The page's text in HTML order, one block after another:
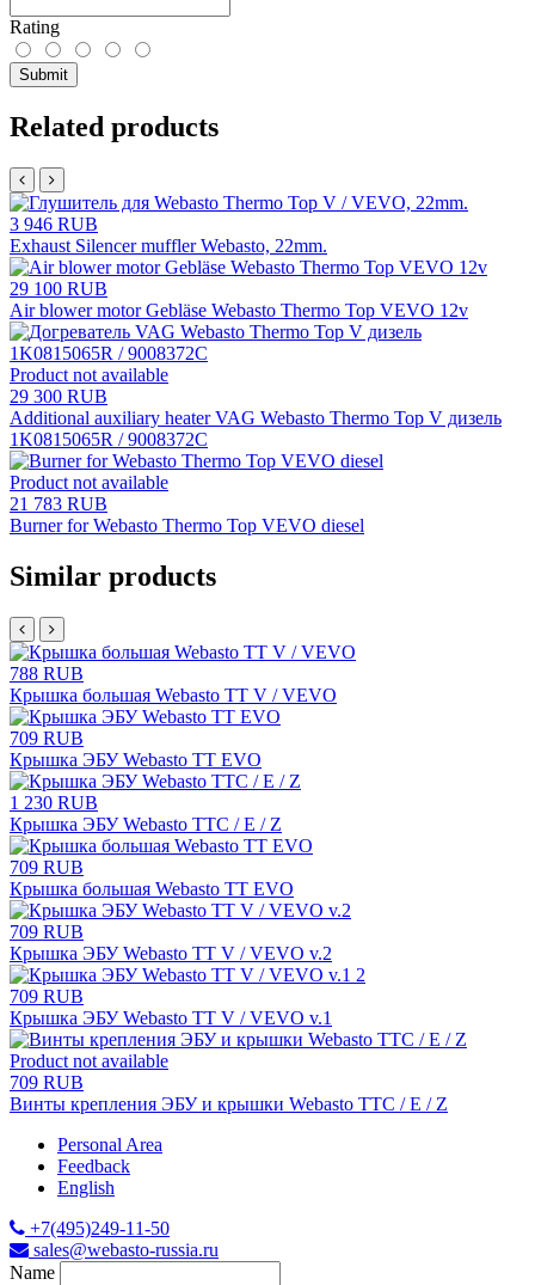
Rating
Submit
Related products
3 946 RUB
Exhaust Silencer muffler Webasto, 22mm.
29 100 RUB
Air blower motor Gebläse Webasto Thermo Top VEVO 12v
Product not available
29 300 RUB
Additional auxiliary heater VAG Webasto Thermo Top V дизель
1K0815065R / 9008372C
Product not available
21 783 RUB
Burner for Webasto Thermo Top VEVO diesel
Similar products
788 RUB
Крышка большая Webasto TT V / VEVO
709 RUB
Крышка ЭБУ Webasto TT EVO
1 230 RUB
Крышка ЭБУ Webasto TTC / E / Z
709 RUB
Крышка большая Webasto TT EVO
709 RUB
Крышка ЭБУ Webasto TT V / VEVO v.2
709 RUB
Крышка ЭБУ Webasto TT V / VEVO v.1
Product not available
709 RUB
Винты крепления ЭБУ и крышки Webasto TTC / E / Z
Personal Area
Feedback
English
+7(495)249-11-50
sales@webasto-russia.ru
Name